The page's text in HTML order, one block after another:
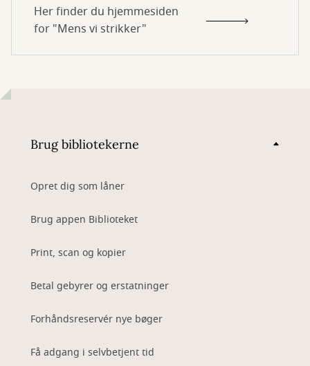
Her finder du hjemmesiden
for "Mens vi strikker"
Brug bibliotekerne
Opret dig som låner
Brug appen Biblioteket
Print, scan og kopier
Betal gebyrer og erstatninger
Forhåndsreservér nye bøger
Få adgang i selvbetjent tid